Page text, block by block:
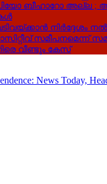
ബീഹാറോ അല്ല ;
നിർദ്ദേശം
സമീപനമെന്ന്
വീണ്ടും കേസ്